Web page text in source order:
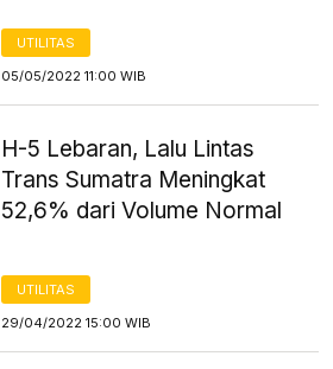
UTILITAS
05/05/2022 11:00 WIB
H-5 Lebaran, Lalu Lintas
Trans Sumatra Meningkat
52,6% dari Volume Normal
UTILITAS
29/04/2022 15:00 WIB